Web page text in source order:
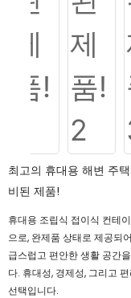
최고의 휴대용 해변 주
비된 제품!
휴대용 조립식 접이식 컨테
으로, 완제품 상태로 제공되
급스럽고 편안한 생활 공간
다. 휴대성, 경제성, 그리고
선택입니다.